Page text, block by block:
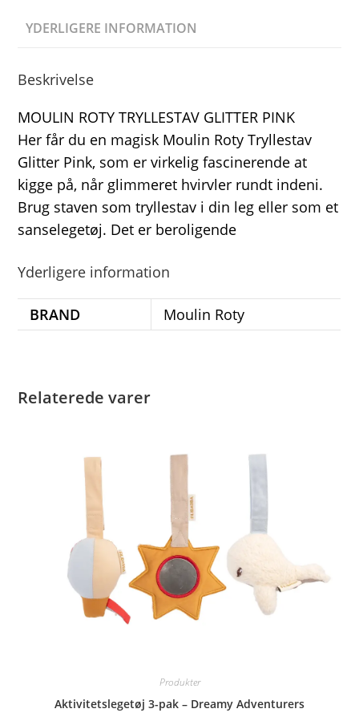
YDERLIGERE INFORMATION
Beskrivelse
MOULIN ROTY TRYLLESTAV GLITTER PINK
Her får du en magisk Moulin Roty Tryllestav
Glitter Pink, som er virkelig fascinerende at
kigge på, når glimmeret hvirvler rundt indeni.
Brug staven som tryllestav i din leg eller som et
sanselegetøj. Det er beroligende
Yderligere information
BRAND Moulin Roty
Relaterede varer
Produkter
Aktivitetslegetøj 3-pak – Dreamy Adventurers